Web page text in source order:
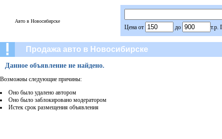
Авто в Новосибирске
Цена от до т.р.
Продажа авто в Новосибирске
Данное объявление не найдено.
Возможны следующие причины:
Оно было удалено автором
Оно было заблокировано модератором
Истек срок размещения объявления